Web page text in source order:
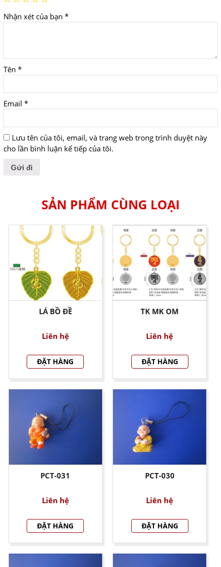
Nhận xét của bạn *
Tên *
Email *
Lưu tên của tôi, email, và trang web trong trình duyệt này
cho lần bình luận kế tiếp của tôi.
SẢN PHẨM CÙNG LOẠI
LÁ BỒ ĐỀ
Liên hệ
ĐẶT HÀNG
TK MK OM
Liên hệ
ĐẶT HÀNG
PCT-031
Liên hệ
ĐẶT HÀNG
PCT-030
Liên hệ
ĐẶT HÀNG